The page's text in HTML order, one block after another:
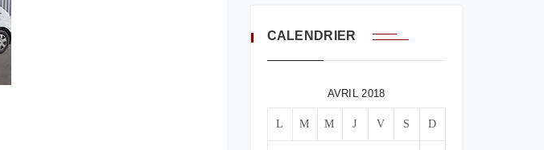
CALENDRIER
AVRIL 2018
L M M J V S D